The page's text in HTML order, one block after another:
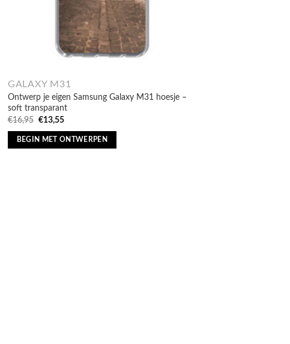
GALAXY M31
Ontwerp je eigen Samsung Galaxy M31 hoesje –
soft transparant
€16,95 Oorspronkelijke
was:
€16,95.
€13,55Huidige
is:
€13,55.
BEGIN MET ONTWERPEN